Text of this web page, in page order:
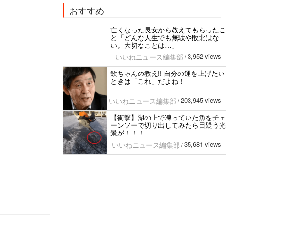
おすすめ
亡くなった長女から教えてもらったこ
と「どんな人生でも無駄や敗北はな
い。大切なことは…」
いいねニュース編集部 / 3,952 views
欽ちゃんの教え!! 自分の運を上げたい
ときは「これ」だよね！
いいねニュース編集部 / 203,945 views
【衝撃】湖の上で凍っていた魚をチェ
ーンソーで切り出してみたら目疑う光
景が！！！
いいねニュース編集部 / 35,681 views